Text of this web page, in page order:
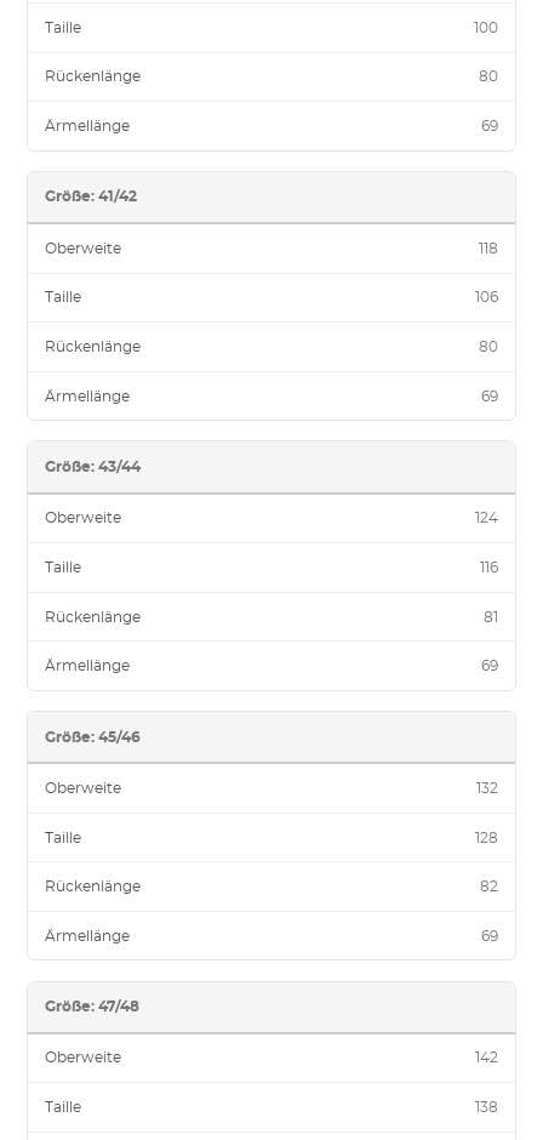
Taille 100
Rückenlänge 80
Ärmellänge 69
Größe: 41/42
Oberweite 118
Taille 106
Rückenlänge 80
Ärmellänge 69
Größe: 43/44
Oberweite 124
Taille 116
Rückenlänge 81
Ärmellänge 69
Größe: 45/46
Oberweite 132
Taille 128
Rückenlänge 82
Ärmellänge 69
Größe: 47/48
Oberweite 142
Taille 138